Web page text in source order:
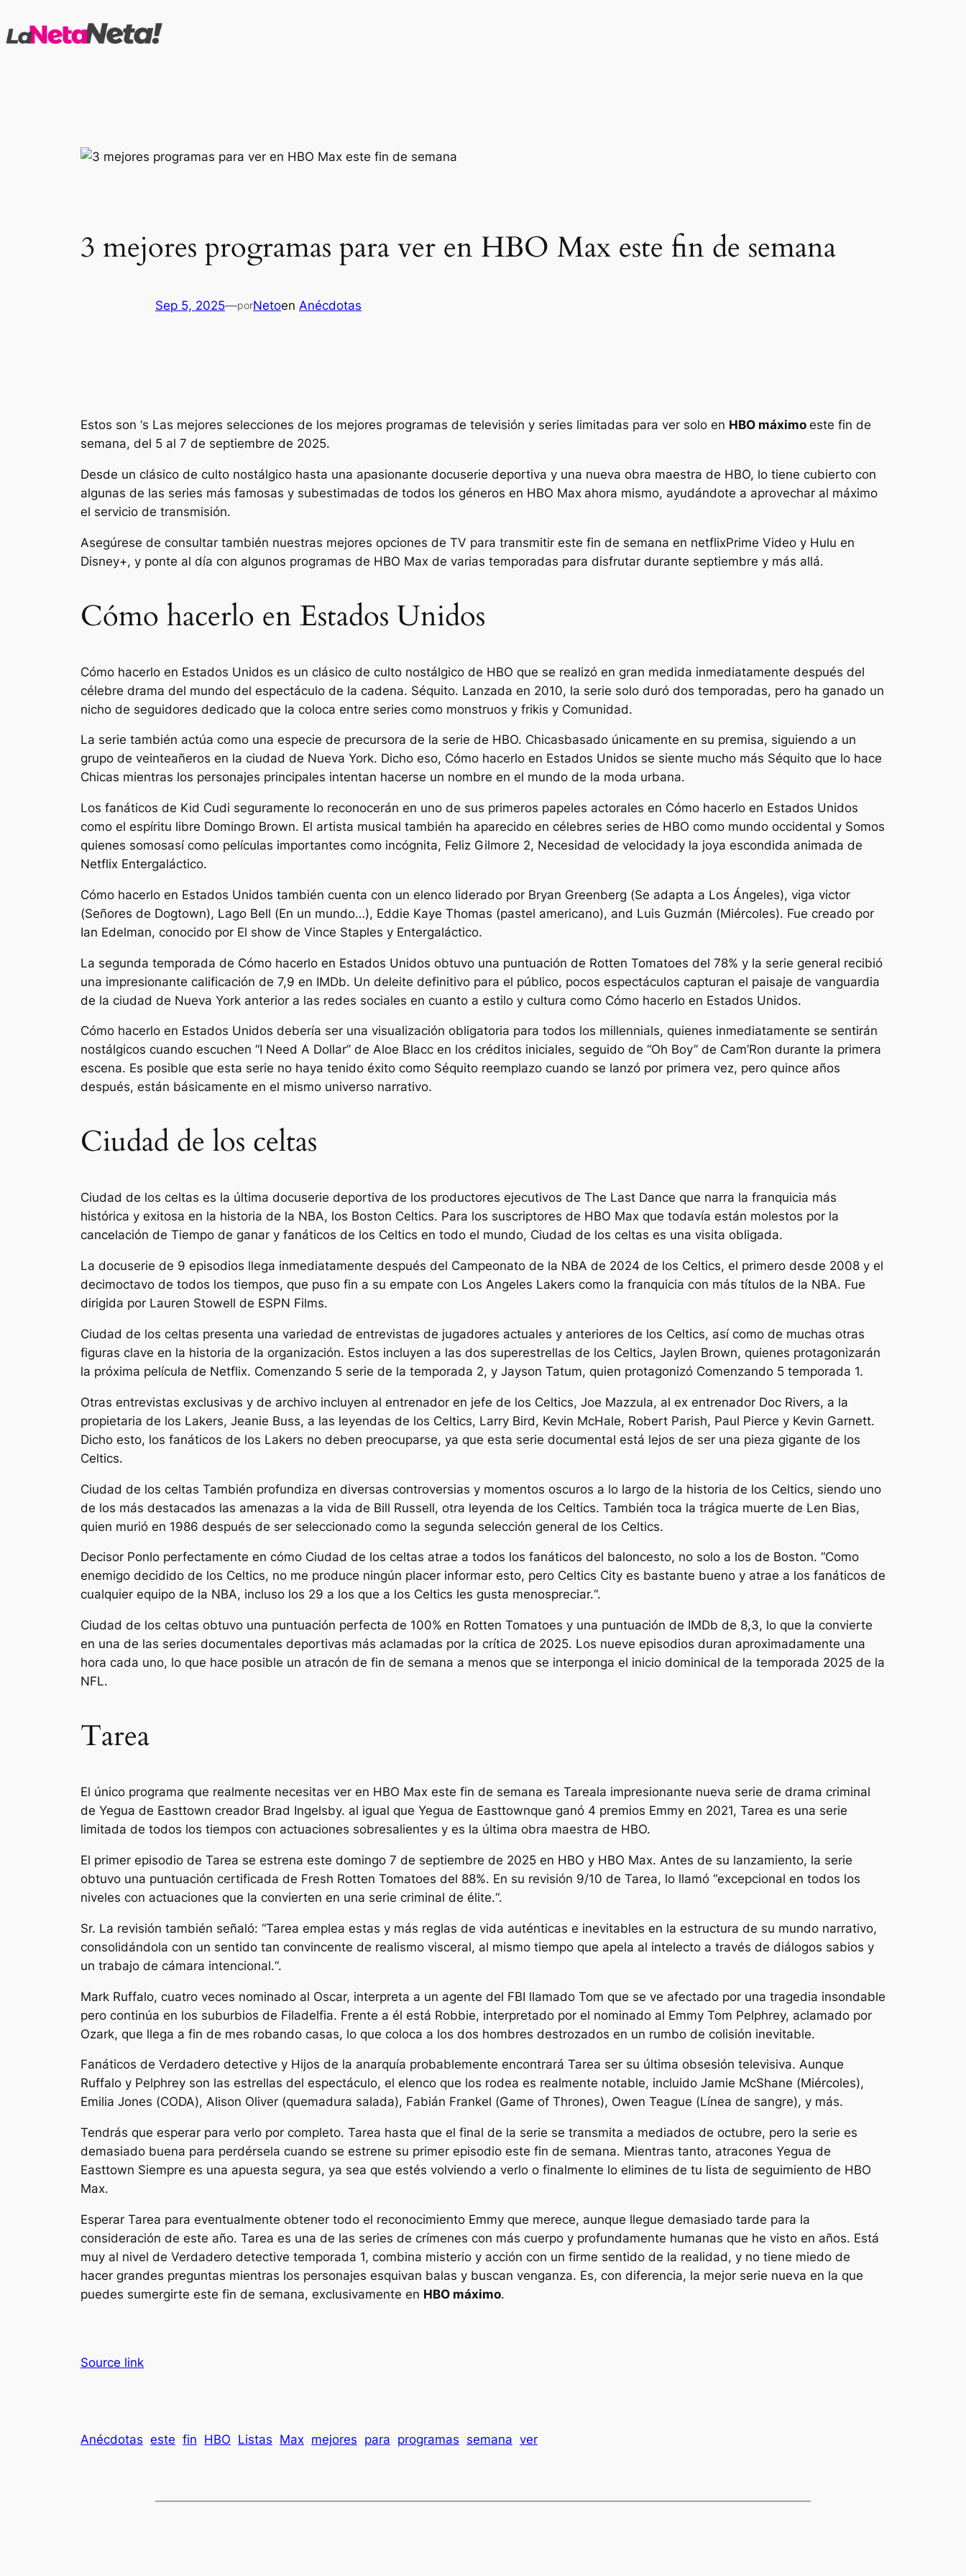
al
3 mejores programas para ver en HBO Max este fin de semana
Sep 5, 2025—porNetoen Anécdotas
Estos son ‘s Las mejores selecciones de los mejores programas de televisión y series limitadas para ver solo en HBO máximo este fin de
semana, del 5 al 7 de septiembre de 2025.
Desde un clásico de culto nostálgico hasta una apasionante docuserie deportiva y una nueva obra maestra de HBO, lo tiene cubierto con
algunas de las series más famosas y subestimadas de todos los géneros en HBO Max ahora mismo, ayudándote a aprovechar al máximo
el servicio de transmisión.
Asegúrese de consultar también nuestras mejores opciones de TV para transmitir este fin de semana en netflixPrime Video y Hulu en
Disney+, y ponte al día con algunos programas de HBO Max de varias temporadas para disfrutar durante septiembre y más allá.
Cómo hacerlo en Estados Unidos
Cómo hacerlo en Estados Unidos es un clásico de culto nostálgico de HBO que se realizó en gran medida inmediatamente después del
célebre drama del mundo del espectáculo de la cadena. Séquito. Lanzada en 2010, la serie solo duró dos temporadas, pero ha ganado un
nicho de seguidores dedicado que la coloca entre series como monstruos y frikis y Comunidad.
La serie también actúa como una especie de precursora de la serie de HBO. Chicasbasado únicamente en su premisa, siguiendo a un
grupo de veinteañeros en la ciudad de Nueva York. Dicho eso, Cómo hacerlo en Estados Unidos se siente mucho más Séquito que lo hace
Chicas mientras los personajes principales intentan hacerse un nombre en el mundo de la moda urbana.
Los fanáticos de Kid Cudi seguramente lo reconocerán en uno de sus primeros papeles actorales en Cómo hacerlo en Estados Unidos
como el espíritu libre Domingo Brown. El artista musical también ha aparecido en célebres series de HBO como mundo occidental y Somos
quienes somosasí como películas importantes como incógnita, Feliz Gilmore 2, Necesidad de velocidady la joya escondida animada de
Netflix Entergaláctico.
Cómo hacerlo en Estados Unidos también cuenta con un elenco liderado por Bryan Greenberg (Se adapta a Los Ángeles), viga victor
(Señores de Dogtown), Lago Bell (En un mundo…), Eddie Kaye Thomas (pastel americano), and Luis Guzmán (Miércoles). Fue creado por
Ian Edelman, conocido por El show de Vince Staples y Entergaláctico.
La segunda temporada de Cómo hacerlo en Estados Unidos obtuvo una puntuación de Rotten Tomatoes del 78% y la serie general recibió
una impresionante calificación de 7,9 en IMDb. Un deleite definitivo para el público, pocos espectáculos capturan el paisaje de vanguardia
de la ciudad de Nueva York anterior a las redes sociales en cuanto a estilo y cultura como Cómo hacerlo en Estados Unidos.
Cómo hacerlo en Estados Unidos debería ser una visualización obligatoria para todos los millennials, quienes inmediatamente se sentirán
nostálgicos cuando escuchen “I Need A Dollar” de Aloe Blacc en los créditos iniciales, seguido de “Oh Boy” de Cam’Ron durante la primera
escena. Es posible que esta serie no haya tenido éxito como Séquito reemplazo cuando se lanzó por primera vez, pero quince años
después, están básicamente en el mismo universo narrativo.
Ciudad de los celtas
Ciudad de los celtas es la última docuserie deportiva de los productores ejecutivos de The Last Dance que narra la franquicia más
histórica y exitosa en la historia de la NBA, los Boston Celtics. Para los suscriptores de HBO Max que todavía están molestos por la
cancelación de Tiempo de ganar y fanáticos de los Celtics en todo el mundo, Ciudad de los celtas es una visita obligada.
La docuserie de 9 episodios llega inmediatamente después del Campeonato de la NBA de 2024 de los Celtics, el primero desde 2008 y el
decimoctavo de todos los tiempos, que puso fin a su empate con Los Angeles Lakers como la franquicia con más títulos de la NBA. Fue
dirigida por Lauren Stowell de ESPN Films.
Ciudad de los celtas presenta una variedad de entrevistas de jugadores actuales y anteriores de los Celtics, así como de muchas otras
figuras clave en la historia de la organización. Estos incluyen a las dos superestrellas de los Celtics, Jaylen Brown, quienes protagonizarán
la próxima película de Netflix. Comenzando 5 serie de la temporada 2, y Jayson Tatum, quien protagonizó Comenzando 5 temporada 1.
Otras entrevistas exclusivas y de archivo incluyen al entrenador en jefe de los Celtics, Joe Mazzula, al ex entrenador Doc Rivers, a la
propietaria de los Lakers, Jeanie Buss, a las leyendas de los Celtics, Larry Bird, Kevin McHale, Robert Parish, Paul Pierce y Kevin Garnett.
Dicho esto, los fanáticos de los Lakers no deben preocuparse, ya que esta serie documental está lejos de ser una pieza gigante de los
Celtics.
Ciudad de los celtas También profundiza en diversas controversias y momentos oscuros a lo largo de la historia de los Celtics, siendo uno
de los más destacados las amenazas a la vida de Bill Russell, otra leyenda de los Celtics. También toca la trágica muerte de Len Bias,
quien murió en 1986 después de ser seleccionado como la segunda selección general de los Celtics.
Decisor Ponlo perfectamente en cómo Ciudad de los celtas atrae a todos los fanáticos del baloncesto, no solo a los de Boston. “Como
enemigo decidido de los Celtics, no me produce ningún placer informar esto, pero Celtics City es bastante bueno y atrae a los fanáticos de
cualquier equipo de la NBA, incluso los 29 a los que a los Celtics les gusta menospreciar.“.
Ciudad de los celtas obtuvo una puntuación perfecta de 100% en Rotten Tomatoes y una puntuación de IMDb de 8,3, lo que la convierte
en una de las series documentales deportivas más aclamadas por la crítica de 2025. Los nueve episodios duran aproximadamente una
hora cada uno, lo que hace posible un atracón de fin de semana a menos que se interponga el inicio dominical de la temporada 2025 de la
NFL.
Tarea
El único programa que realmente necesitas ver en HBO Max este fin de semana es Tareala impresionante nueva serie de drama criminal
de Yegua de Easttown creador Brad Ingelsby. al igual que Yegua de Easttownque ganó 4 premios Emmy en 2021, Tarea es una serie
limitada de todos los tiempos con actuaciones sobresalientes y es la última obra maestra de HBO.
El primer episodio de Tarea se estrena este domingo 7 de septiembre de 2025 en HBO y HBO Max. Antes de su lanzamiento, la serie
obtuvo una puntuación certificada de Fresh Rotten Tomatoes del 88%. En su revisión 9/10 de Tarea, lo llamó “excepcional en todos los
niveles con actuaciones que la convierten en una serie criminal de élite.“.
Sr. La revisión también señaló: “Tarea emplea estas y más reglas de vida auténticas e inevitables en la estructura de su mundo narrativo,
consolidándola con un sentido tan convincente de realismo visceral, al mismo tiempo que apela al intelecto a través de diálogos sabios y
un trabajo de cámara intencional.“.
Mark Ruffalo, cuatro veces nominado al Oscar, interpreta a un agente del FBI llamado Tom que se ve afectado por una tragedia insondable
pero continúa en los suburbios de Filadelfia. Frente a él está Robbie, interpretado por el nominado al Emmy Tom Pelphrey, aclamado por
Ozark, que llega a fin de mes robando casas, lo que coloca a los dos hombres destrozados en un rumbo de colisión inevitable.
Fanáticos de Verdadero detective y Hijos de la anarquía probablemente encontrará Tarea ser su última obsesión televisiva. Aunque
Ruffalo y Pelphrey son las estrellas del espectáculo, el elenco que los rodea es realmente notable, incluido Jamie McShane (Miércoles),
Emilia Jones (CODA), Alison Oliver (quemadura salada), Fabián Frankel (Game of Thrones), Owen Teague (Línea de sangre), y más.
Tendrás que esperar para verlo por completo. Tarea hasta que el final de la serie se transmita a mediados de octubre, pero la serie es
demasiado buena para perdérsela cuando se estrene su primer episodio este fin de semana. Mientras tanto, atracones Yegua de
Easttown Siempre es una apuesta segura, ya sea que estés volviendo a verlo o finalmente lo elimines de tu lista de seguimiento de HBO
Max.
Esperar Tarea para eventualmente obtener todo el reconocimiento Emmy que merece, aunque llegue demasiado tarde para la
consideración de este año. Tarea es una de las series de crímenes con más cuerpo y profundamente humanas que he visto en años. Está
muy al nivel de Verdadero detective temporada 1, combina misterio y acción con un firme sentido de la realidad, y no tiene miedo de
hacer grandes preguntas mientras los personajes esquivan balas y buscan venganza. Es, con diferencia, la mejor serie nueva en la que
puedes sumergirte este fin de semana, exclusivamente en HBO máximo.
Source link
Anécdotas este fin HBO Listas Max mejores para programas semana ver